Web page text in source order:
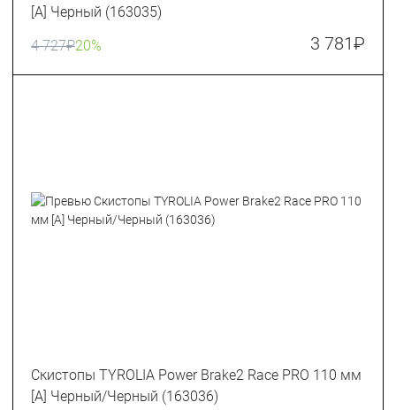
[A] Черный (163035)
4 727₽20% 3 781₽
Скистопы TYROLIA Power Brake2 Race PRO 110 мм
[A] Черный/Черный (163036)